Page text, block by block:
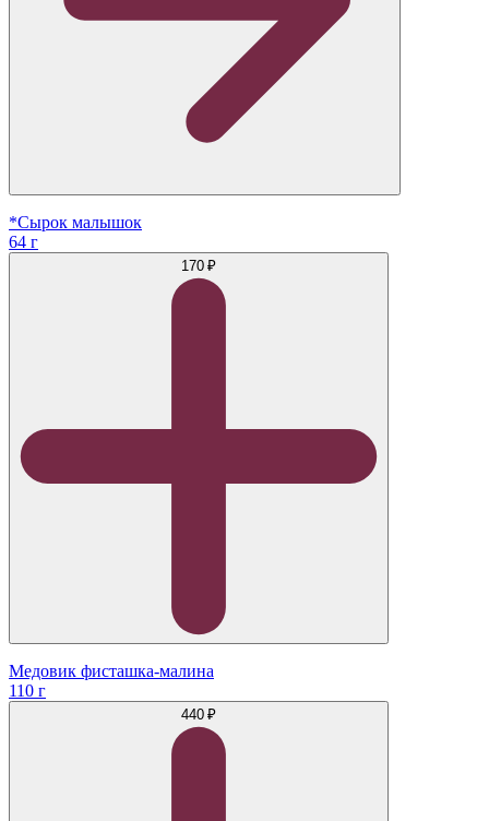
*Сырок малышок
64 г
170 ₽
Медовик фисташка-малина
110 г
440 ₽